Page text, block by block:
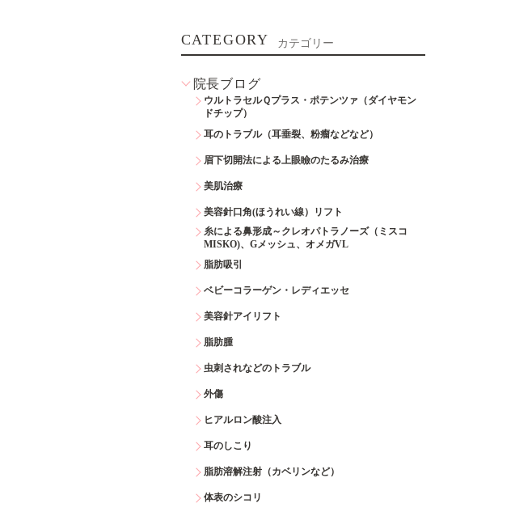
CATEGORY カテゴリー
院長ブログ
ウルトラセルＱプラス・ポテンツァ（ダイヤモン
ドチップ）
耳のトラブル（耳垂裂、粉瘤などなど）
眉下切開法による上眼瞼のたるみ治療
美肌治療
美容針口角(ほうれい線）リフト
糸による鼻形成～クレオパトラノーズ（ミスコ
MISKO)、Gメッシュ、オメガVL
脂肪吸引
ベビーコラーゲン・レディエッセ
美容針アイリフト
脂肪腫
虫刺されなどのトラブル
外傷
ヒアルロン酸注入
耳のしこり
脂肪溶解注射（カベリンなど）
体表のシコリ